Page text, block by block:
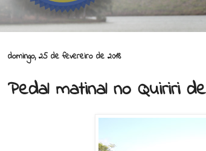
domingo, 25 de fevereiro de 2018
Pedal matinal no Quiriri